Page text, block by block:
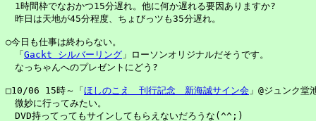
1時間枠でなおかつ15分遅れ。他に何か遅れる要因ありますか?
昨日は天地が45分程度、ちょびっツも35分遅れ。
○今日も仕事は終わらない。
「 Gackt シルバーリング 」ローソンオリジナルだそうです。
なっちゃんへのプレゼントにどう?
□10/06 15時～「 ほしのこえ　刊行記念　新海誠サイン会 」@ジュンク堂
微妙に行ってみたい。
DVD持ってってもサインしてもらえないだろうな(^^;)